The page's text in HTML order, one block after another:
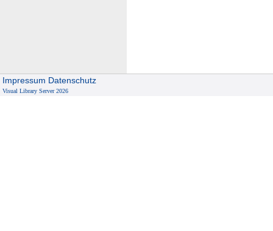
Impressum Datenschutz
Visual Library Server 2026